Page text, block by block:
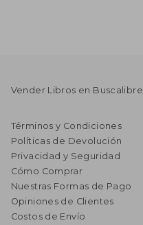
Vender Libros en Buscalibre
Términos y Condiciones
Políticas de Devolución
Privacidad y Seguridad
Cómo Comprar
Nuestras Formas de Pago
Opiniones de Clientes
Costos de Envío